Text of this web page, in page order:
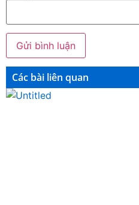
Các bài liên quan